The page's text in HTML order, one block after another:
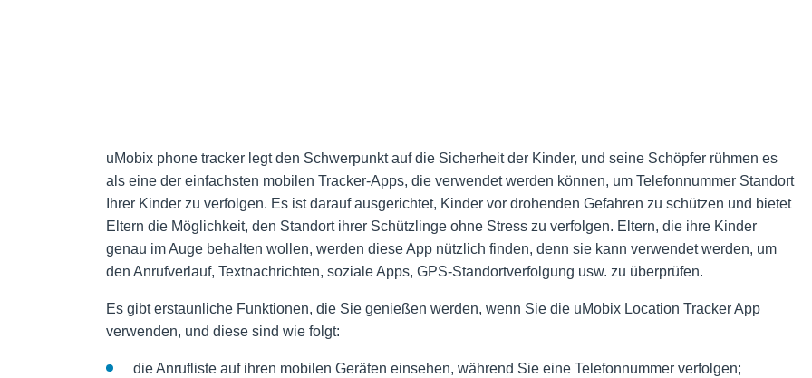
uMobix phone tracker legt den Schwerpunkt auf die Sicherheit der Kinder, und seine Schöpfer rühmen es
als eine der einfachsten mobilen Tracker-Apps, die verwendet werden können, um Telefonnummer Standort
Ihrer Kinder zu verfolgen. Es ist darauf ausgerichtet, Kinder vor drohenden Gefahren zu schützen und bietet
Eltern die Möglichkeit, den Standort ihrer Schützlinge ohne Stress zu verfolgen. Eltern, die ihre Kinder
genau im Auge behalten wollen, werden diese App nützlich finden, denn sie kann verwendet werden, um
den Anrufverlauf, Textnachrichten, soziale Apps, GPS-Standortverfolgung usw. zu überprüfen.
Es gibt erstaunliche Funktionen, die Sie genießen werden, wenn Sie die uMobix Location Tracker App
verwenden, und diese sind wie folgt:
die Anrufliste auf ihren mobilen Geräten einsehen, während Sie eine Telefonnummer verfolgen;